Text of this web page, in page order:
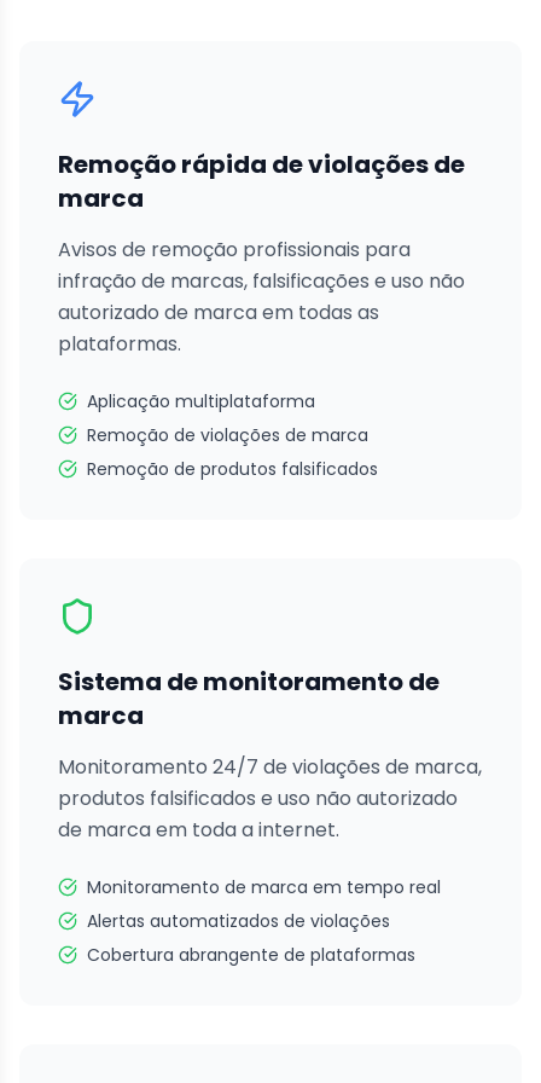
Remoção rápida de violações de
marca
Avisos de remoção profissionais para
infração de marcas, falsificações e uso não
autorizado de marca em todas as
plataformas.
Aplicação multiplataforma
Remoção de violações de marca
Remoção de produtos falsificados
Sistema de monitoramento de
marca
Monitoramento 24/7 de violações de marca,
produtos falsificados e uso não autorizado
de marca em toda a internet.
Monitoramento de marca em tempo real
Alertas automatizados de violações
Cobertura abrangente de plataformas